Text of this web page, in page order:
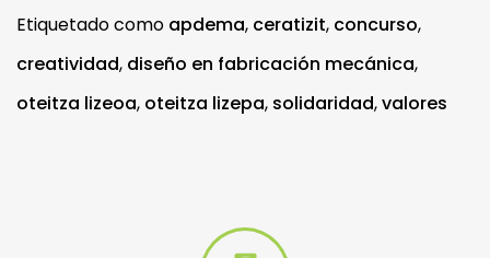
Etiquetado como apdema, ceratizit, concurso,
creatividad, diseño en fabricación mecánica,
oteitza lizeoa, oteitza lizepa, solidaridad,valores